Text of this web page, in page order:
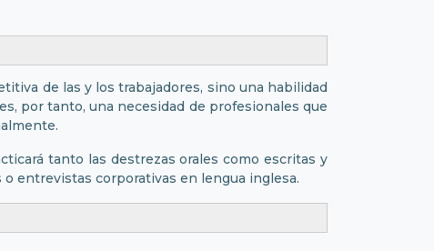
de las y los trabajadores, sino una habilidad
por tanto, una necesidad de profesionales que
tanto las destrezas orales como escritas y
entrevistas corporativas en lengua inglesa.